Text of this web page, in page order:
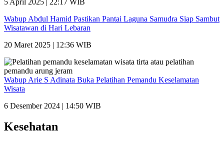
Wabup Abdul Hamid Pastikan Pantai Laguna Samudra Siap Sambut
Wisatawan di Hari Lebaran
20 Maret 2025 | 12:36 WIB
Wabup Arie S Adinata Buka Pelatihan Pemandu Keselamatan
Wisata
6 Desember 2024 | 14:50 WIB
Kesehatan